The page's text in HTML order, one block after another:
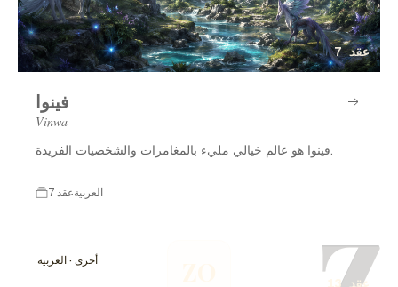
7 عقد
فينوا
Vinwa
فينوا هو عالم خيالي مليء بالمغامرات والشخصيات الفريدة.
7 عقدالعربية
أخرى · العربية
13 عقد